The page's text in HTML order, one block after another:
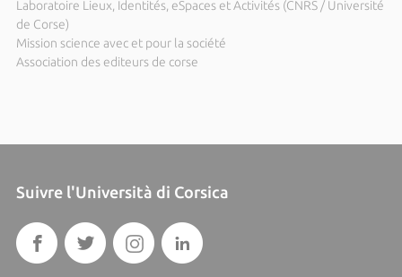
Laboratoire Lieux, Identités, eSpaces et Activités (CNRS / Université
de Corse)
Mission science avec et pour la société
Association des editeurs de corse
Suivre l'Università di Corsica